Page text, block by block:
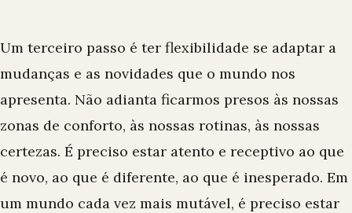
Um terceiro passo é ter flexibilidade se adaptar a
mudanças e as novidades que o mundo nos
apresenta. Não adianta ficarmos presos às nossas
zonas de conforto, às nossas rotinas, às nossas
certezas. É preciso estar atento e receptivo ao que
é novo, ao que é diferente, ao que é inesperado. Em
um mundo cada vez mais mutável, é preciso estar